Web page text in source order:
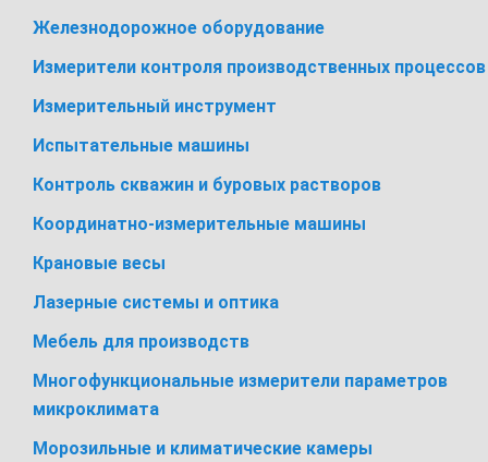
Железнодорожное оборудование
Измерители контроля производственных процессов
Измерительный инструмент
Испытательные машины
Контроль скважин и буровых растворов
Координатно-измерительные машины
Крановые весы
Лазерные системы и оптика
Мебель для производств
Многофункциональные измерители параметров
микроклимата
Морозильные и климатические камеры